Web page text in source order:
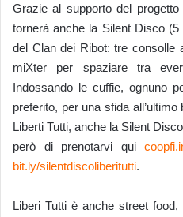
Grazie al supporto del
tornerà anche la Silent Disco
del Clan dei Ribot: tre consolle
miXter per spaziare tra
Indossando le cuffie, ognuno
preferito, per una sfida
Liberti Tutti, anche la Silent
però di prenotarvi qui
bit.ly/silentdiscoliberitutti.
Liberi Tutti è anche street